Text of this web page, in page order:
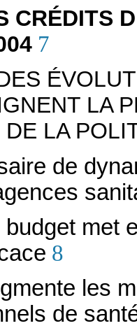
CRÉDITS
7
LA
DE LA
de
met
8
les
de